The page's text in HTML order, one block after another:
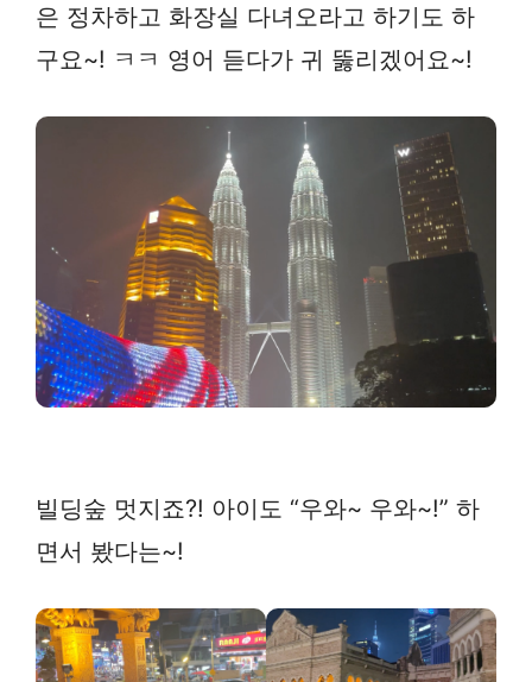
은 정차하고 화장실 다녀오라고 하기도 하
구요~! ㅋㅋ 영어 듣다가 귀 뚫리겠어요~!
빌딩숲 멋지죠?! 아이도 “우와~ 우와~!” 하
면서 봤다는~!